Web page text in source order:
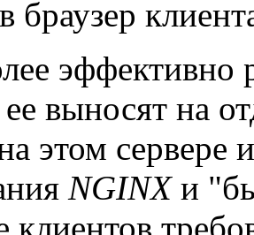
браузер
эффективно
выносят на
этом сервере
NGINXи